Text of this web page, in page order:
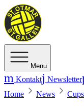
Menu
Kontakt Newsletter
Home
News